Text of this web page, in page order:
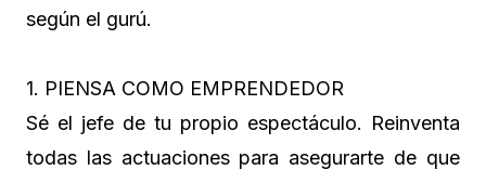
según el gurú.
1. PIENSA COMO EMPRENDEDOR
Sé el jefe de tu propio espectáculo. Reinventa
todas las actuaciones para asegurarte de que